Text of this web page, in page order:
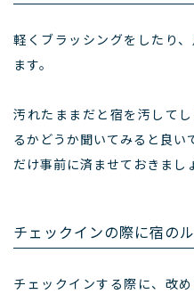
軽くブラッシングをしたり
ます。
汚れたままだと宿を汚して
るかどうか聞いてみると良い
だけ事前に済ませておきまし
チェックインの際に宿の
チェックインする際に、改